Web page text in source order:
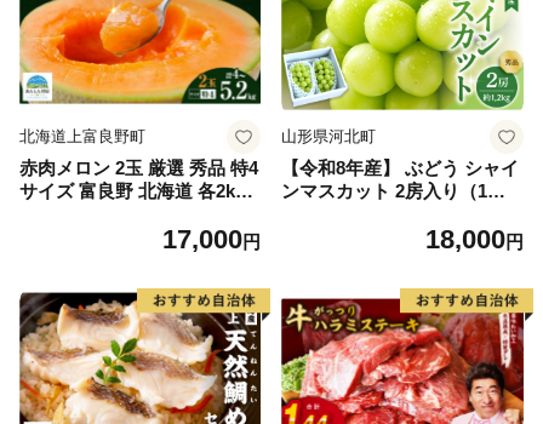
北海道上富良野町
赤肉メロン 2玉 厳選 秀品 特4
サイズ 富良野 北海道 各2kg
富良野 メロン めろん 果物 く
17,000円
山形県河北町
【令和8年産】 ぶどう シャイ
ンマスカット 2房入り（1房6
産【山形eLab】 ka074-023-r
18,000円